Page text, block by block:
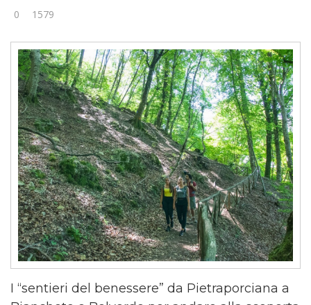
0 1579
I “sentieri del benessere” da Pietraporciana a